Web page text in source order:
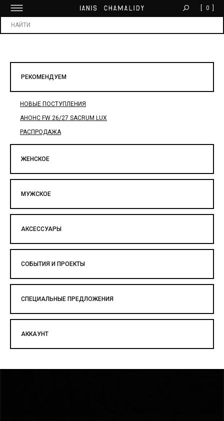
0
РЕКОМЕНДУЕМ
НОВЫЕ ПОСТУПЛЕНИЯ
АНОНС FW 26/27 SACRUM LUX
РАСПРОДАЖА
ЖЕНСКОЕ
МУЖСКОЕ
АКСЕССУАРЫ
СОБЫТИЯ И ПРОЕКТЫ
СПЕЦИАЛЬНЫЕ ПРЕДЛОЖЕНИЯ
АККАУНТ